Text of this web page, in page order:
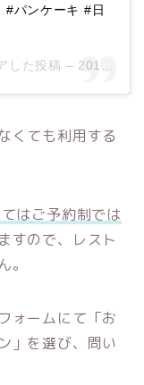
#パンケーキ #日
した投稿 – 2019年 7月月23日午後1時56分PDT
くても利用する
はご予約制では
すので、レスト
。
ォームにて「お
」を選び、問い